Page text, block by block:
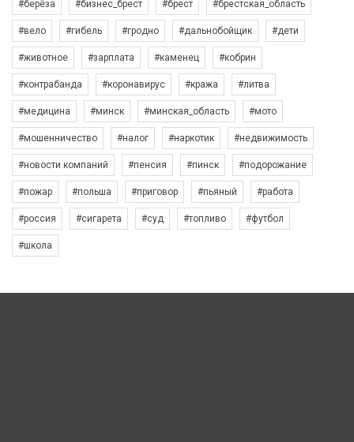
#берёза #бизнес_брест #брест #брестская_область
#вело #гибель #гродно #дальнобойщик #дети
#животное #зарплата #каменец #кобрин
#контрабанда #коронавирус #кража #литва
#медицина #минск #минская_область #мото
#мошенничество #налог #наркотик #недвижимость
#новости компаний #пенсия #пинск #подорожание
#пожар #польша #приговор #пьяный #работа
#россия #сигарета #суд #топливо #футбол
#школа